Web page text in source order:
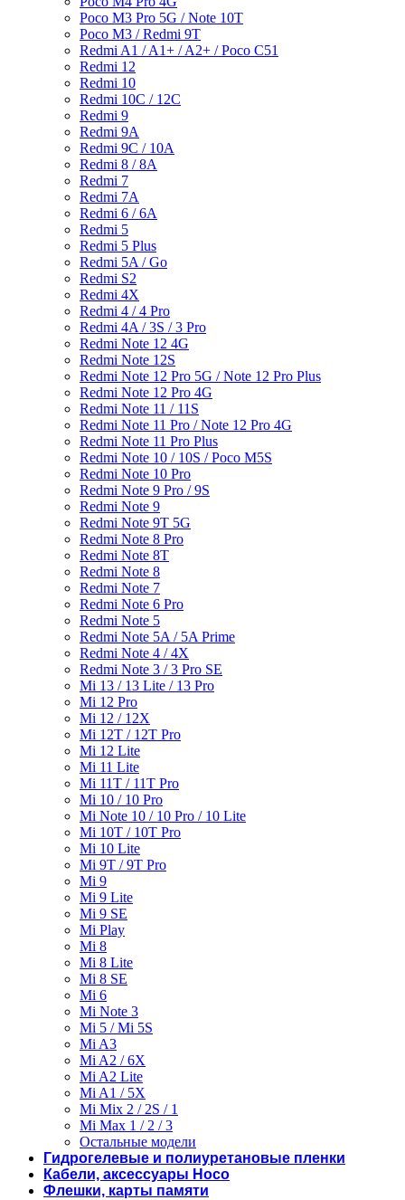
Poco M3 Pro 5G / Note 10T
Poco M3 / Redmi 9T
Redmi A1 / A1+ / A2+ / Poco C51
Redmi 12
Redmi 10
Redmi 10C / 12C
Redmi 9
Redmi 9A
Redmi 9C / 10A
Redmi 8 / 8A
Redmi 7
Redmi 7A
Redmi 6 / 6A
Redmi 5
Redmi 5 Plus
Redmi 5A / Go
Redmi S2
Redmi 4X
Redmi 4 / 4 Pro
Redmi 4A / 3S / 3 Pro
Redmi Note 12 4G
Redmi Note 12S
Redmi Note 12 Pro 5G / Note 12 Pro Plus
Redmi Note 12 Pro 4G
Redmi Note 11 / 11S
Redmi Note 11 Pro / Note 12 Pro 4G
Redmi Note 11 Pro Plus
Redmi Note 10 / 10S / Poco M5S
Redmi Note 10 Pro
Redmi Note 9 Pro / 9S
Redmi Note 9
Redmi Note 9T 5G
Redmi Note 8 Pro
Redmi Note 8T
Redmi Note 8
Redmi Note 7
Redmi Note 6 Pro
Redmi Note 5
Redmi Note 5A / 5A Prime
Redmi Note 4 / 4X
Redmi Note 3 / 3 Pro SE
Mi 13 / 13 Lite / 13 Pro
Mi 12 Pro
Mi 12 / 12X
Mi 12T / 12T Pro
Mi 12 Lite
Mi 11 Lite
Mi 11T / 11T Pro
Mi 10 / 10 Pro
Mi Note 10 / 10 Pro / 10 Lite
Mi 10T / 10T Pro
Mi 10 Lite
Mi 9T / 9T Pro
Mi 9
Mi 9 Lite
Mi 9 SE
Mi Play
Mi 8
Mi 8 Lite
Mi 8 SE
Mi 6
Mi Note 3
Mi 5 / Mi 5S
Mi A3
Mi A2 / 6X
Mi A2 Lite
Mi A1 / 5X
Mi Mix 2 / 2S / 1
Mi Max 1 / 2 / 3
Остальные модели
Гидрогелевые и полиуретановые пленки
Кабели, аксессуары Hoco
Флешки, карты памяти